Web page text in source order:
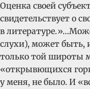
Оценка своей
свидетельствует о
в
слухи), может быть,
только той широты
«открывющихся
у меня, не было. И